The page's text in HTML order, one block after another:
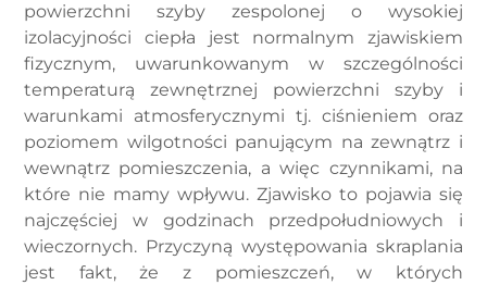
powierzchni szyby zespolonej o wysokiej
izolacyjności ciepła jest normalnym zjawiskiem
fizycznym, uwarunkowanym w szczególności
temperaturą zewnętrznej powierzchni szyby i
warunkami atmosferycznymi tj. ciśnieniem oraz
poziomem wilgotności panującym na zewnątrz i
wewnątrz pomieszczenia, a więc czynnikami, na
które nie mamy wpływu. Zjawisko to pojawia się
najczęściej w godzinach przedpołudniowych i
wieczornych. Przyczyną występowania skraplania
jest fakt, że z pomieszczeń, w których